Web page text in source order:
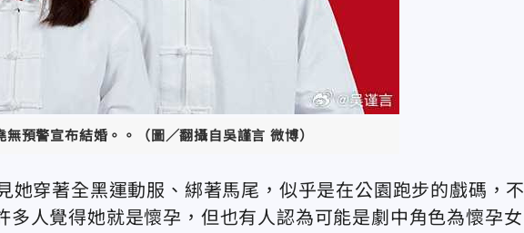
無預警宣布結婚。。（圖／翻攝自吳謹言 微博）
她穿著全黑運動服、綁著馬尾，似乎是在公園跑步的戲碼，不
多人覺得她就是懷孕，但也有人認為可能是劇中角色為懷孕女